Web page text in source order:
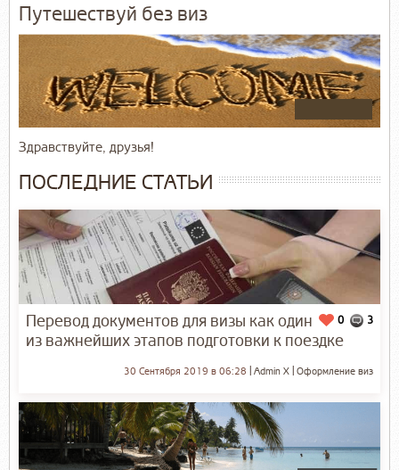
Путешествуй без виз
Здравствуйте, друзья!
ПОСЛЕДНИЕ СТАТЬИ
3
0
Перевод документов для визы как один
из важнейших этапов подготовки к поездке
Оформление виз
Admin X
30 Сентября 2019 в 06:28